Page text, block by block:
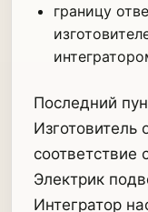
границу
Последний
Изготовитель
соответствие
Электрик
Интегратор